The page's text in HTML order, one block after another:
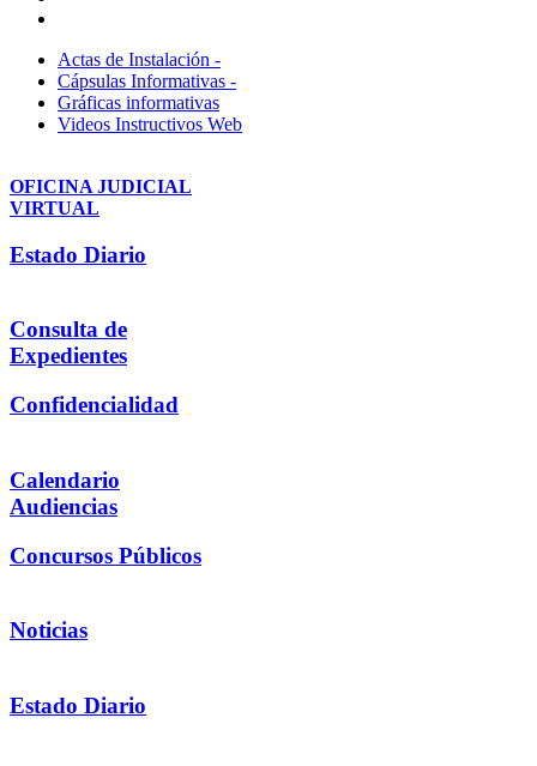
Actas de Instalación -
Cápsulas Informativas -
Gráficas informativas
Videos Instructivos Web
OFICINA JUDICIAL
VIRTUAL
Estado Diario
Consulta de
Expedientes
Confidencialidad
Calendario
Audiencias
Concursos Públicos
Noticias
Estado Diario